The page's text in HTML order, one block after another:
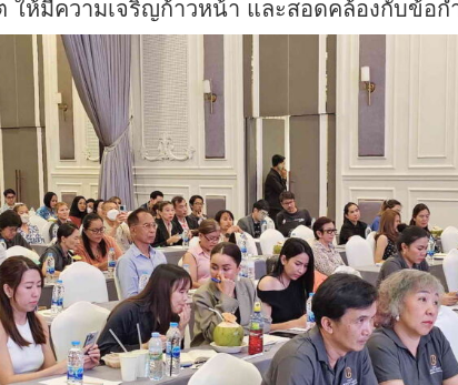
ให้มีความเจริญก้าวหน้า และสอดคล้องกับข้อ